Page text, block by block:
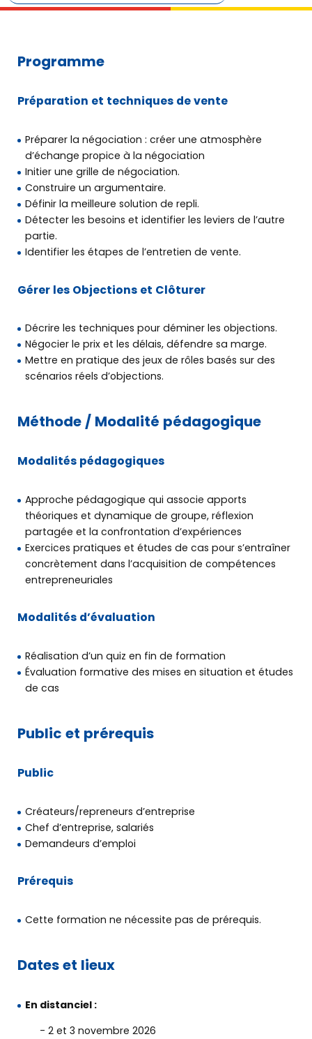
Découvrir
Programme
Préparation et techniques de vente
Préparer la négociation : créer une atmosphère
d’échange propice à la négociation
Initier une grille de négociation.
Construire un argumentaire.
Définir la meilleure solution de repli.
Détecter les besoins et identifier les leviers de l’autre
partie.
Identifier les étapes de l’entretien de vente.
Gérer les Objections et Clôturer
Décrire les techniques pour déminer les objections.
Négocier le prix et les délais, défendre sa marge.
Mettre en pratique des jeux de rôles basés sur des
scénarios réels d’objections.
Méthode / Modalité pédagogique
Modalités pédagogiques
Approche pédagogique qui associe apports
théoriques et dynamique de groupe, réflexion
partagée et la confrontation d’expériences
Exercices pratiques et études de cas pour s’entraîner
concrètement dans l’acquisition de compétences
entrepreneuriales
Modalités d’évaluation
Réalisation d’un quiz en fin de formation
Évaluation formative des mises en situation et études
de cas
Public et prérequis
Public
Créateurs/repreneurs d’entreprise
Chef d’entreprise, salariés
Demandeurs d’emploi
Prérequis
Cette formation ne nécessite pas de prérequis.
Dates et lieux
En distanciel :
2 et 3 novembre 2026